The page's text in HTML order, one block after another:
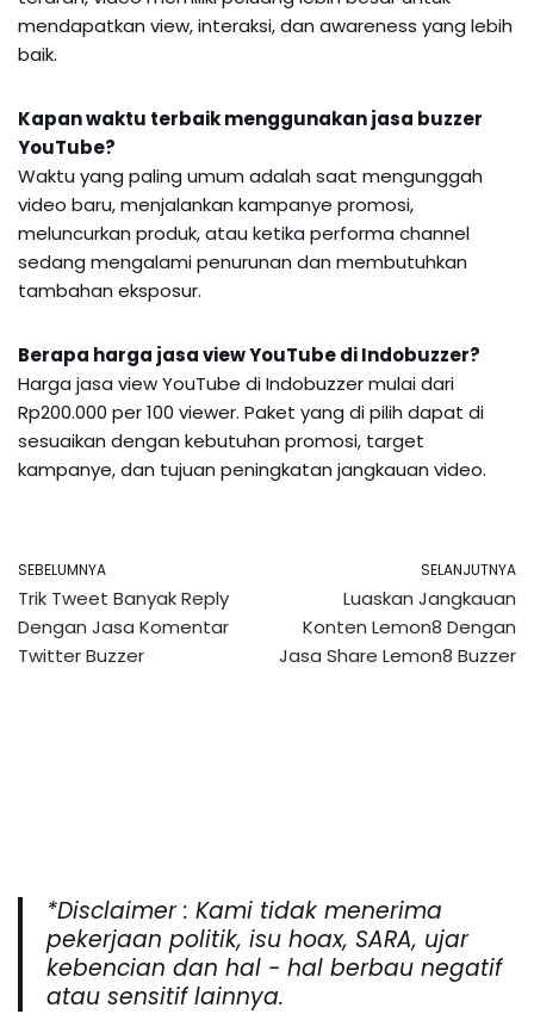
mendapatkan view, interaksi, dan awareness yang lebih
baik.
Kapan waktu terbaik menggunakan jasa buzzer
YouTube?
Waktu yang paling umum adalah saat mengunggah
video baru, menjalankan kampanye promosi,
meluncurkan produk, atau ketika performa channel
sedang mengalami penurunan dan membutuhkan
tambahan eksposur.
Berapa harga jasa view YouTube di Indobuzzer?
Harga jasa view YouTube di Indobuzzer mulai dari
Rp200.000 per 100 viewer. Paket yang di pilih dapat di
sesuaikan dengan kebutuhan promosi, target
kampanye, dan tujuan peningkatan jangkauan video.
SEBELUMNYA
Trik Tweet Banyak Reply
Dengan Jasa Komentar
Twitter Buzzer
SELANJUTNYA
Luaskan Jangkauan
Konten Lemon8 Dengan
Jasa Share Lemon8 Buzzer
*Disclaimer : Kami tidak menerima
pekerjaan politik, isu hoax, SARA, ujar
kebencian dan hal - hal berbau negatif
atau sensitif lainnya.